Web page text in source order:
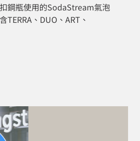
鋼瓶使用的SodaStream氣泡
TERRA、DUO、ART、